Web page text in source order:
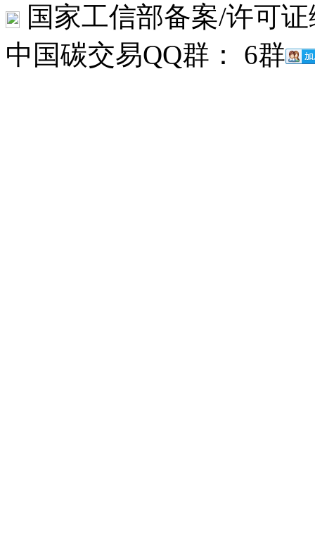
国家工信部备案/许可
中国碳交易QQ群： 6群